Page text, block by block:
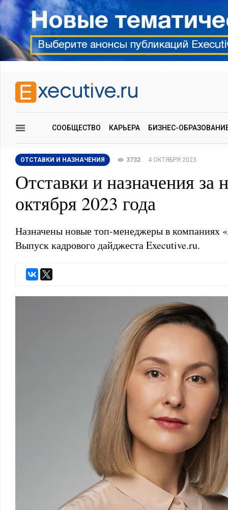
СООБЩЕСТВО КАРЬЕРА БИЗНЕС-
ОТСТАВКИ И НАЗНАЧЕНИЯ 3732 4 ОКТЯБРЯ 2023
Отставки и назначения за
октября 2023 года
Назначены новые топ-менеджеры в компаниях
Выпуск кадрового дайджеста Executive.ru.